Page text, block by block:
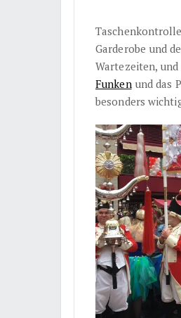
Garderobe und
Wartezeiten,
Funkenund das
besonders